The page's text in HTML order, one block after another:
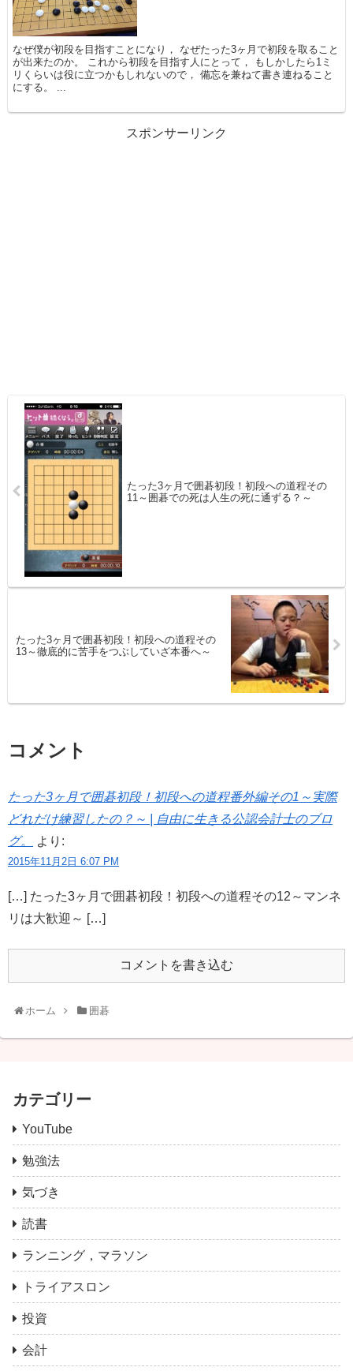
なぜ僕が初段を目指すことになり， なぜたった3ヶ月で初段を取ること
が出来たのか。 これから初段を目指す人にとって， もしかしたら1ミ
リくらいは役に立つかもしれないので， 備忘を兼ねて書き連ねること
にする。 ...
スポンサーリンク
たった3ヶ月で囲碁初段！初段への道程その
11～囲碁での死は人生の死に通ずる？～
たった3ヶ月で囲碁初段！初段への道程その
13～徹底的に苦手をつぶしていざ本番へ～
コメント
たった3ヶ月で囲碁初段！初段への道程番外編その1～実際
どれだけ練習したの？～ | 自由に生きる公認会計士のブロ
グ。
より:
2015年11月2日 6:07 PM
[…] たった3ヶ月で囲碁初段！初段への道程その12～マンネ
リは大歓迎～ […]
コメントを書き込む
ホーム 囲碁
カテゴリー
YouTube
勉強法
気づき
読書
ランニング，マラソン
トライアスロン
投資
会計